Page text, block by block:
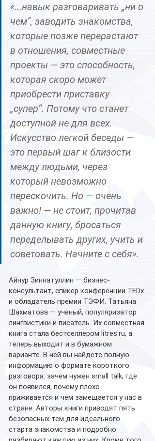
«...навык разговаривать „ни о
чем“, заводить знакомства,
которые позже перерастают
в отношения, совместные
проекты — это способность,
которая скоро может
приобрести приставку
„супер“. Потому что станет
доступной не для всех.
Искусство легкой беседы —
это первый шаг к близости
между людьми, через
который невозможно
перескочить. Но — очень
важно! — не стоит, прочитав
данную книгу, бросаться
переделывать других, учить и
советовать. Начните с себя».
Айнур Зиннатуллин — бизнес-
консультант, спикер конференции TEDx
и обладатель премии ТЭФИ. Татьяна
Шахматова — ученый, популяризатор
лингвистики и писатель. Их совместная
книга стала бестселлером litres.ru, а
теперь выходит и в бумажном
варианте. В ней вы найдете полную
информацию о формате короткого
разговора: зачем нужен small talk, где
он появился, почему плохо
приживается и чем замещается у нас в
стране. Авторы книги приводят пять
безопасных тем для идеального
старта знакомства и подробно